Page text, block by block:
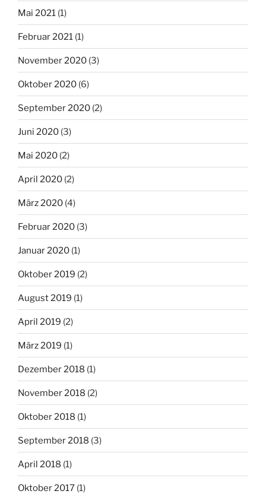
Mai 2021 (1)
Februar 2021 (1)
November 2020 (3)
Oktober 2020 (6)
September 2020 (2)
Juni 2020 (3)
Mai 2020 (2)
April 2020 (2)
März 2020 (4)
Februar 2020 (3)
Januar 2020 (1)
Oktober 2019 (2)
August 2019 (1)
April 2019 (2)
März 2019 (1)
Dezember 2018 (1)
November 2018 (2)
Oktober 2018 (1)
September 2018 (3)
April 2018 (1)
Oktober 2017 (1)